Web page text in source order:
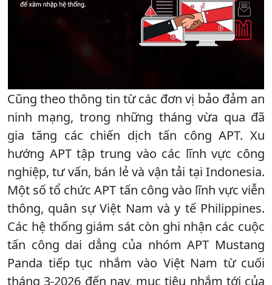
Cũng theo thông tin từ các đơn vị bảo đảm an
ninh mạng, trong những tháng vừa qua đã
gia tăng các chiến dịch tấn công APT. Xu
hướng APT tập trung vào các lĩnh vực công
nghiệp, tư vấn, bán lẻ và vận tải tại Indonesia.
Một số tổ chức APT tấn công vào lĩnh vực viễn
thông, quân sự Việt Nam và y tế Philippines.
Các hệ thống giám sát còn ghi nhận các cuộc
tấn công dai dẳng của nhóm APT Mustang
Panda tiếp tục nhắm vào Việt Nam từ cuối
tháng 3-2026 đến nay, mục tiêu nhắm tới của